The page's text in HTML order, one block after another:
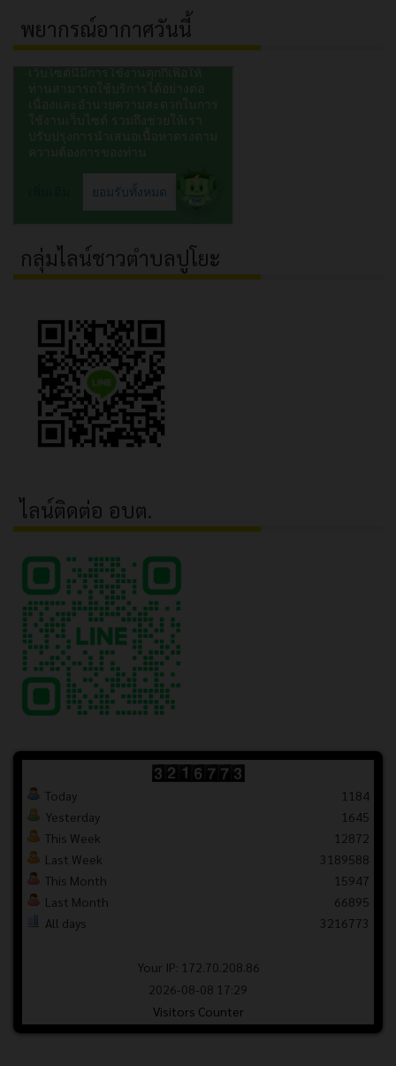
พยากรณ์อากาศวันนี้
กลุ่มไลน์ชาวตำบลปูโยะ
ไลน์ติดต่อ อบต.
Today
Yesterday
This Week
Last Week
This Month
Last Month
All days
1184
1645
12872
3189588
15947
66895
3216773
Your IP: 172.70.208.86
2026-08-08 17:29
Visitors Counter